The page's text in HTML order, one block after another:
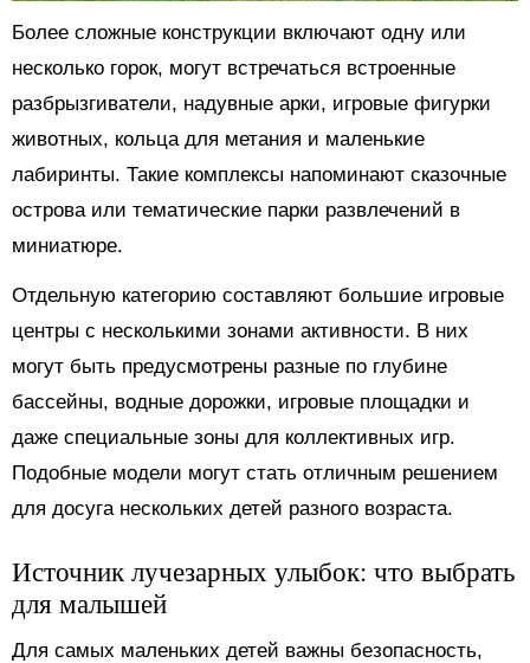
Более сложные конструкции включают одну или
несколько горок, могут встречаться встроенные
разбрызгиватели, надувные арки, игровые фигурки
животных, кольца для метания и маленькие
лабиринты. Такие комплексы напоминают сказочные
острова или тематические парки развлечений в
миниатюре.
Отдельную категорию составляют большие игровые
центры с несколькими зонами активности. В них
могут быть предусмотрены разные по глубине
бассейны, водные дорожки, игровые площадки и
даже специальные зоны для коллективных игр.
Подобные модели могут стать отличным решением
для досуга нескольких детей разного возраста.
Источник лучезарных улыбок: что выбрать
для малышей
Для самых маленьких детей важны безопасность,